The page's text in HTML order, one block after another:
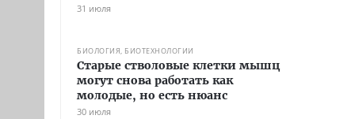
31 июля
БИОЛОГИЯ, БИОТЕХНОЛОГИИ
Старые стволовые клетки мышц
могут снова работать как
молодые, но есть нюанс
30 июля